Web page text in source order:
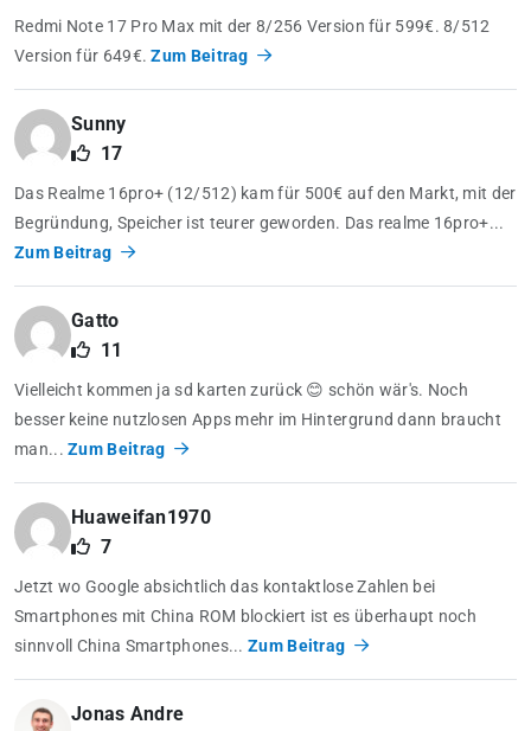
Redmi Note 17 Pro Max mit der 8/256 Version für 599€. 8/512
Version für 649€.Zum Beitrag
Sunny
17
Das Realme 16pro+ (12/512) kam für 500€ auf den Markt, mit der
Begründung, Speicher ist teurer geworden. Das realme 16pro+...
Zum Beitrag
Gatto
11
Vielleicht kommen ja sd karten zurück 😊 schön wär's. Noch
besser keine nutzlosen Apps mehr im Hintergrund dann braucht
man...Zum Beitrag
Huaweifan1970
7
Jetzt wo Google absichtlich das kontaktlose Zahlen bei
Smartphones mit China ROM blockiert ist es überhaupt noch
sinnvoll China Smartphones...Zum Beitrag
Jonas Andre